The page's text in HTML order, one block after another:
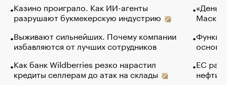
Казино проиграло. Как ИИ-агенты
разрушают букмекерскую индустрию
Выживают сильнейших. Почему компании
избавляются от лучших сотрудников
Как банк Wildberries резко нарастил
кредиты селлерам до атак на склады
Маск в
основ
ЕС
нефти